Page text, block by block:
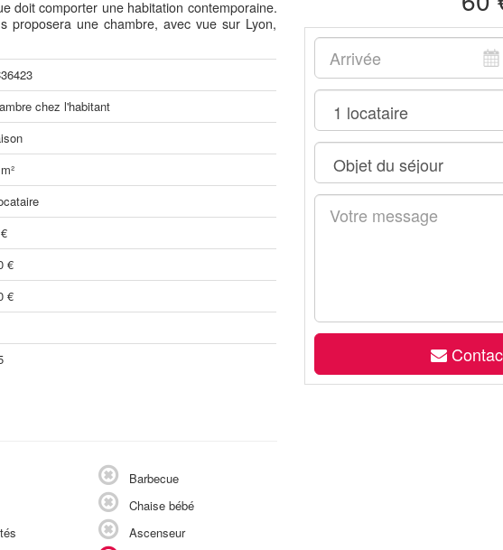
doit comporter une habitation contemporaine.
proposera une chambre, avec vue sur Lyon,
chez l'habitant
€
€
Barbecue
Chaise bébé
Ascenseur